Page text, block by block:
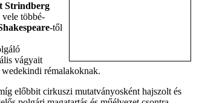
Strindberg
többé-
-től
vágyait
wedekindi rémalakoknak.
előbbit cirkuszi mutatványosként hajszolt és